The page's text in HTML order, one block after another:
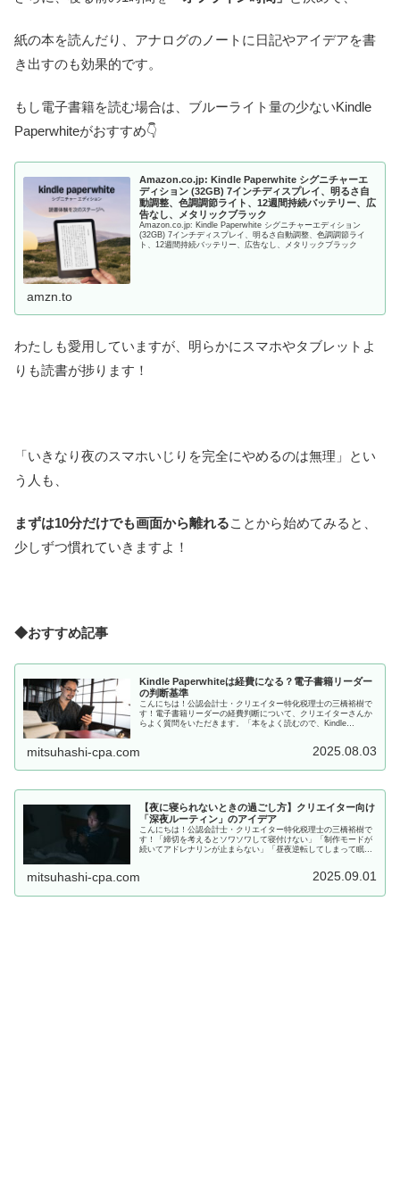
紙の本を読んだり、アナログのノートに日記やアイデアを書
き出すのも効果的です。
もし電子書籍を読む場合は、ブルーライト量の少ないKindle
Paperwhiteがおすすめ👇
Amazon.co.jp: Kindle Paperwhite シグニチャーエ
ディション (32GB) 7インチディスプレイ、明るさ自
動調整、色調調節ライト、12週間持続バッテリー、広
告なし、メタリックブラック
Amazon.co.jp: Kindle Paperwhite シグニチャーエディション
(32GB) 7インチディスプレイ、明るさ自動調整、色調調節ライ
ト、12週間持続バッテリー、広告なし、メタリックブラック
amzn.to
わたしも愛用していますが、明らかにスマホやタブレットよ
りも読書が捗ります！
「いきなり夜のスマホいじりを完全にやめるのは無理」とい
う人も、
まずは10分だけでも画面から離れることから始めてみると、
少しずつ慣れていきますよ！
◆おすすめ記事
Kindle Paperwhiteは経費になる？電子書籍リーダー
の判断基準
こんにちは！公認会計士・クリエイター特化税理士の三橋裕樹で
す！電子書籍リーダーの経費判断について、クリエイターさんか
らよく質問をいただきます。「本をよく読むので、Kindle
mitsuhashi-cpa.com 2025.08.03
【夜に寝られないときの過ごし方】クリエイター向け
「深夜ルーティン」のアイデア
こんにちは！公認会計士・クリエイター特化税理士の三橋裕樹で
す！「締切を考えるとソワソワして寝付けない」「制作モードが
続いてアドレナリンが止まらない」「昼夜逆転してしまって眠気
mitsuhashi-cpa.com 2025.09.01